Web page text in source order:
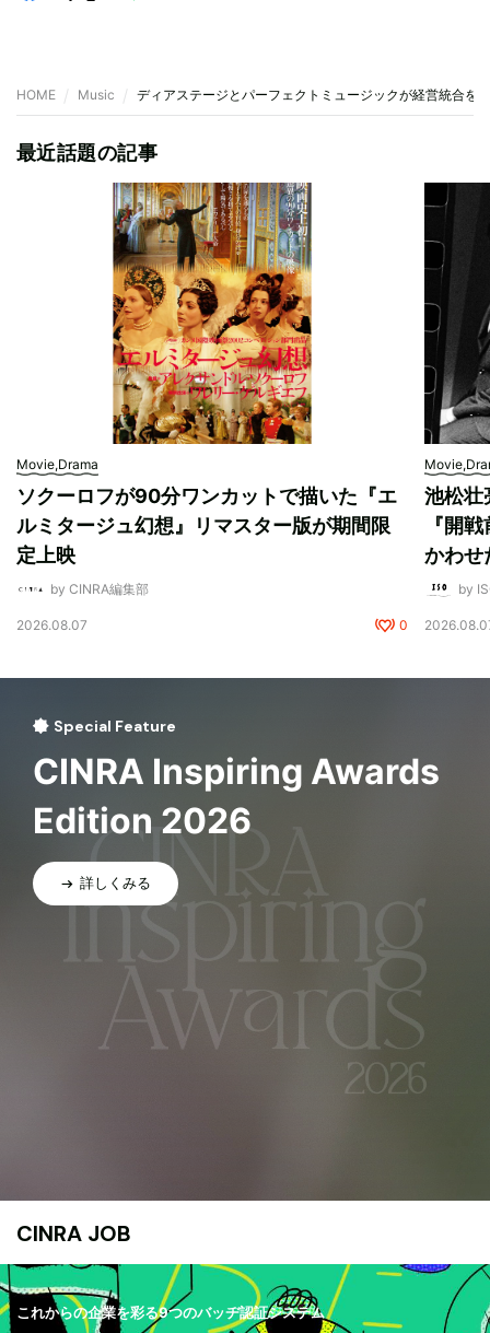
HOME Music ディアステージとパーフェクトミュージックが経営統合を
最近話題の記事
Movie,Drama
ソクーロフが90分ワンカットで描いた『エ
ルミタージュ幻想』リマスター版が期間限
定上映
by CINRA編集部
2026.08.07 0
池松壮
『開
かわせ
by
Special Feature
CINRA Inspiring Awards
Edition 2026
詳しくみる
CINRA JOB
これからの企業を彩る9つのバッヂ認証システム